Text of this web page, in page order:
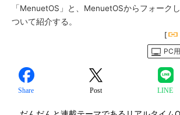
「MenuetOS」と、MenuetOSからフォーク
ついて紹介する。
[
PC
Share Post LINE